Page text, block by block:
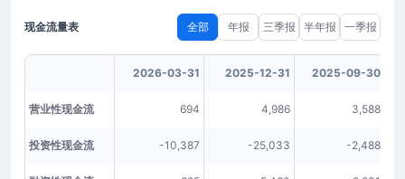
现金流量表 全部 年报 三季报 半年报 一季报
2026-03-31 2025-12-31 2025-09-30
营业性现金流 694 4,986 3,588
投资性现金流 -10,387 -25,033 -2,488